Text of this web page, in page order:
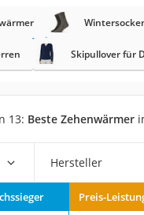
Koffer
Nachtsichtgerät
Faltschloss
Service
Skipullover für
13: Beste Zehenwärmer
Hersteller
Preis-